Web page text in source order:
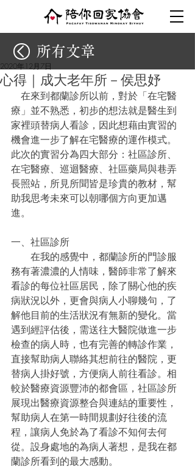
心得｜成大老年所－侯思妤
2020年12月7日
在來到都蘭診所以前，對於「在宅醫
療」並不熟悉，初步的想法就是醫生到
家裡頭替病人看診，因此想藉由實習的
機會進一步了解在宅醫療的運作模式。
此次的實習分為四大部分：社區診所、
在宅醫療、巡迴醫療、社區藥局與巷弄
長照站，所見所聞皆是珍貴的教材，幫
助我思考未來可以朝哪個方向更加邁
進。
一、社區診所
在我的感覺中，都蘭診所的門診服
務有著濃濃的人情味，醫師非常了解來
看診的每位社區居民，除了關心他的疾
病狀況以外，更會與病人小聊幾句，了
解他目前的生活狀況有無新的變化。當
遇到經評估後，需送往大醫院做進一步
檢查的病人時，也有完善的轉診作業，
直接幫助病人聯絡其想前往的醫院，更
替病人掛好號，方便病人前往看診。相
較於醫療資源豐沛的都會區，社區診所
展現出醫療資源整合與連結的重要性，
幫助病人在第一時間規劃好往後的流
程，讓病人免於為了看診不知何去何
從。設身處地的為病人著想，是我在都
蘭診所看到的最大感動。
所有文章